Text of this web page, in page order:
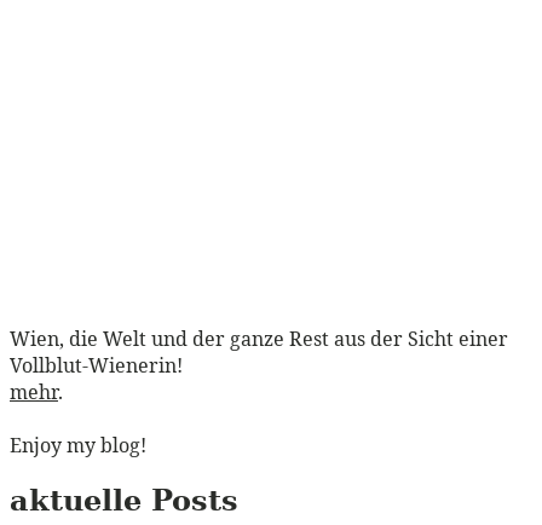
Wien, die Welt und der ganze Rest aus der Sicht einer
Vollblut-Wienerin!
mehr.
Enjoy my blog!
aktuelle Posts